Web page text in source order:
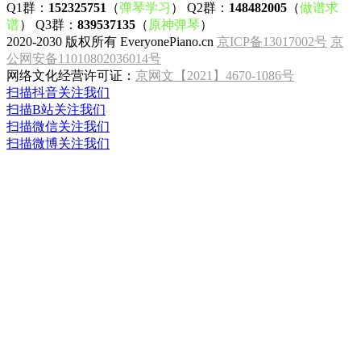
Q1群： 152325751 （弹琴学习 ） Q2群： 148482005 （做谱求
谱） Q3群： 839537135 （ 原神弹琴）
2020-2030 版权所有 EveryonePiano.cn 京ICP备13017002号 京
公网安备11010802036014号
网络文化经营许可证： 京网文【2021】4670-1086号
扫描抖音关注我们
扫描B站关注我们
扫描微信关注我们
扫描微博关注我们